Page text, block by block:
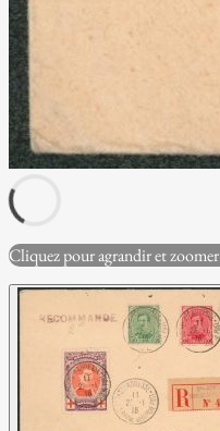
Cliquez pour agrandir et zoomer